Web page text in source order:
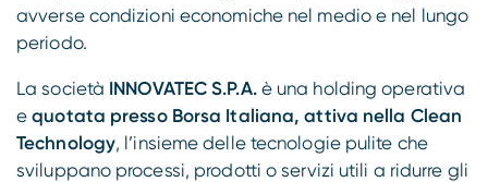
avverse condizioni economiche nel medio e nel lungo
periodo.
La società INNOVATEC S.P.A.è una holding operativa
equotata presso Borsa Italiana, attiva nella Clean
Technology, l’insieme delle tecnologie pulite che
sviluppano processi, prodotti o servizi utili a ridurre gli